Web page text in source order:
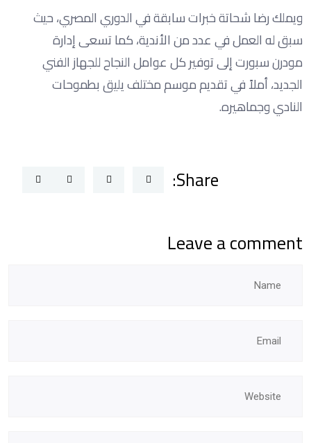
ويملك رضا شحاتة خبرات سابقة في الدوري المصري، حيث
سبق له العمل في عدد من الأندية، كما تسعى إدارة
مودرن سبورت إلى توفير كل عوامل النجاح للجهاز الفني
الجديد، أملاً في تقديم موسم مختلف يليق بطموحات
النادي وجماهيره.
Share:
Leave a comment